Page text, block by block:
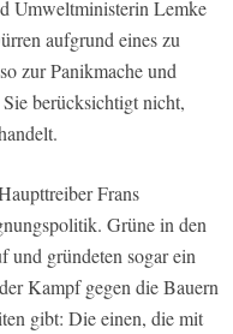
Umweltministerin Lemke
aufgrund eines zu
zur Panikmache und
berücksichtigt nicht,
Frans
Grüne in den
gründeten sogar ein
Kampf gegen die Bauern
gibt: Die einen, die mit